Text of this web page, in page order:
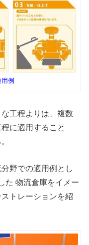
例
工程よりは、複数
に適用すること
野での適用例とし
た 物流倉庫をイメー
トレーションを紹